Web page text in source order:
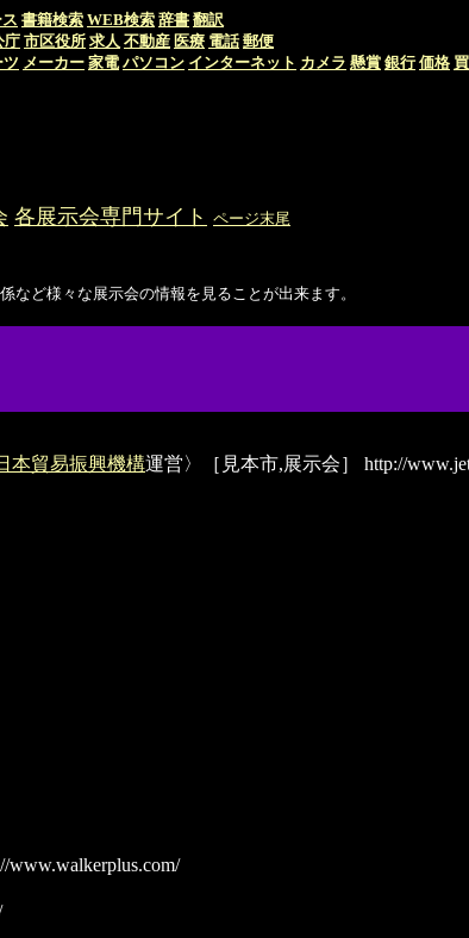
書籍検索 WEB検索 辞書 翻訳
庁 市区役所 求人 不動産 医療 電話 郵便
ツ メーカー 家電 パソコン インターネット カメラ 懸賞 銀行 価格
各展示会専門サイト ページ末尾
ど様々な展示会の情報を見ることが出来ます。
本貿易振興機構運営〉［見本市,展示会］ http://
www.walkerplus.com/